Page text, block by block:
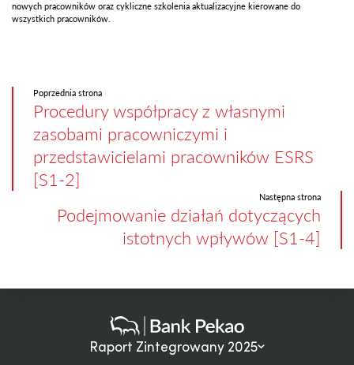
nowych pracowników oraz cykliczne szkolenia aktualizacyjne kierowane do
wszystkich pracowników.
Poprzednia strona
Procedury współpracy z własnymi
zasobami pracowniczymi i
przedstawicielami pracowników ESRS
[S1-2]
Następna strona
Podejmowanie działań dotyczących
istotnych wpływów [S1-4]
Raport Zintegrowany 2025